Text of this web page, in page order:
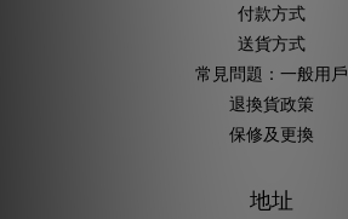
付款方式
送貨方式
常見問題：一般用戶
退換貨政策
保修及更換
地址